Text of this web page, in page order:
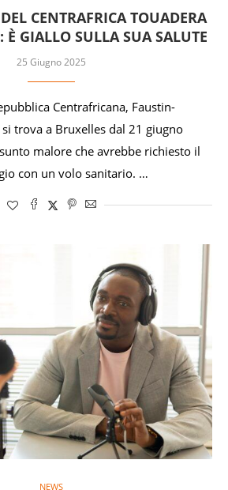
CENTRAFRICA TOUADERA
È GIALLO SULLA SUA SALUTE
25 Giugno 2025
Centrafricana, Faustin-
trova a Bruxelles dal 21 giugno
malore che avrebbe richiesto il
con un volo sanitario. …
NEWS